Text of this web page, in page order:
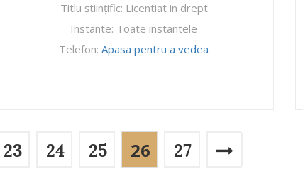
Titlu ştiinţific: Licentiat in drept
Instante: Toate instantele
Telefon:Apasa pentru a vedea
23 24 25 26 27